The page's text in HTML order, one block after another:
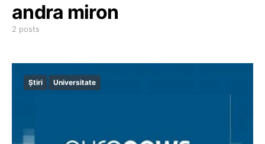
andra miron
2 posts
Știri Universitate